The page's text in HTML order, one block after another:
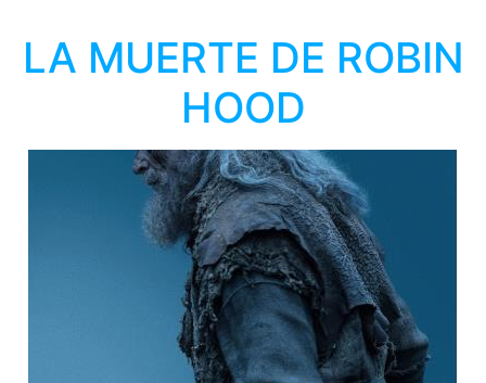
LA MUERTE DE ROBIN
HOOD